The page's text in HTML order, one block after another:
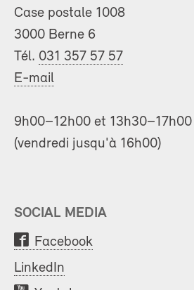
Case postale 1008
3000 Berne 6
Tél. 031 357 57 57
E-mail
9h00–12h00 et 13h30–17h00
(vendredi jusqu'à 16h00)
SOCIAL MEDIA
Facebook
LinkedIn